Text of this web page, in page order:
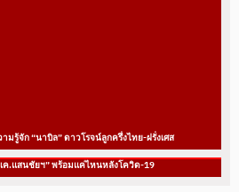
มรู้จัก “นาบิล” ดาวโรจน์ลูกครึ่งไทย-ฝรั่งเศส
ค.แสนชัยฯ” พร้อมแค่ไหนหลังโควิด-19